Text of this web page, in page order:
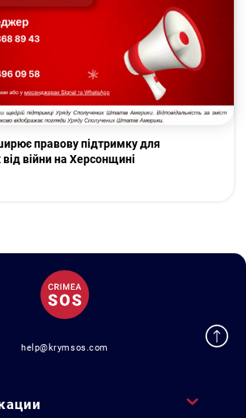
правову підтримку для
війни на Херсонщині
help@krymsos.com